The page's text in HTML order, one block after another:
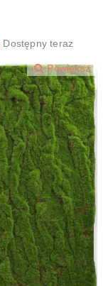
Dostępny teraz
Powiększ